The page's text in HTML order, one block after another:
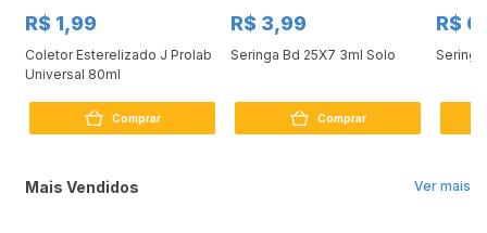
R$ 1,99
Coletor Esterelizado J Prolab
Universal 80ml
Comprar
R$ 3,99
Seringa Bd 25X7 3ml Solo
Comprar
R$
Seringa
Ver mais
Mais Vendidos